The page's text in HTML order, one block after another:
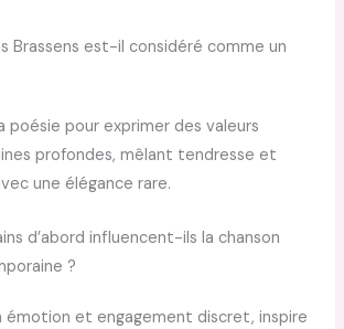
Brassens est-il considéré comme un
poésie pour exprimer des valeurs
profondes, mêlant tendresse et
une élégance rare.
d’abord influencent-ils la chanson
?
émotion et engagement discret, inspire